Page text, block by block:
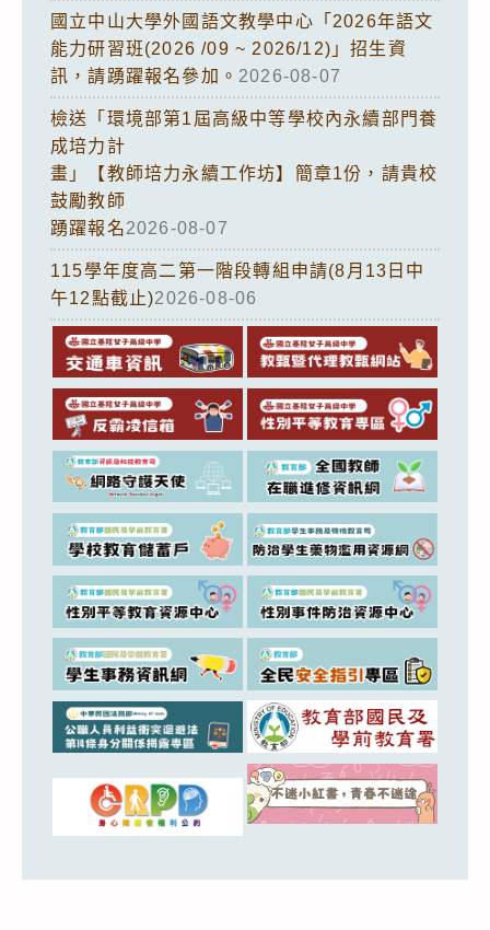
國立中山大學外國語文教學中心「2026年語文
能力研習班(2026 /09 ~ 2026/12)」招生資
訊，請踴躍報名參加。 2026-08-07
檢送「環境部第1屆高級中等學校內永續部門養
成培力計
畫」【教師培力永續工作坊】簡章1份，請貴校
鼓勵教師
踴躍報名2026-08-07
115學年度高二第一階段轉組申請(8月13日中
午12點截止)2026-08-06